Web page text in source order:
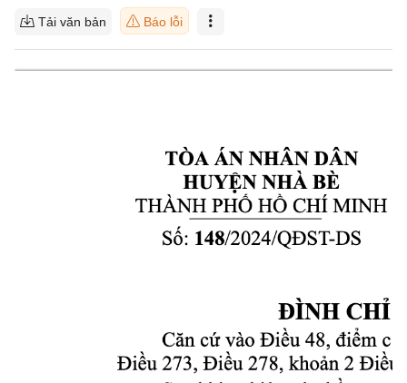
Tải văn bản Báo lỗi